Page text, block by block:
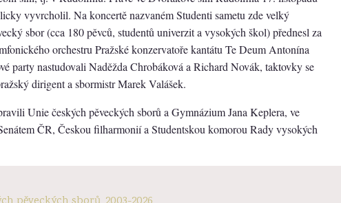
vyvrcholil. Na koncertě nazvaném Studenti sametu zde velký
sbor (cca 180 pěvců, studentů univerzit a vysokých škol) přednesl za
orchestru Pražské konzervatoře kantátu Te Deum Antonína
party nastudovali Naděžda Chrobáková a Richard Novák, taktovky se
dirigent a sbormistr Marek Valášek.
Unie českých pěveckých sborů a Gymnázium Jana Keplera, ve
ČR, Českou filharmonií a Studentskou komorou Rady vysokých